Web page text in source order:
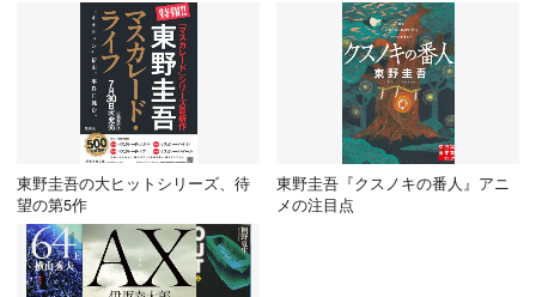
東野圭吾の大ヒットシリーズ、待
望の第5作
東野圭吾『クスノキの番人』アニ
メの注目点